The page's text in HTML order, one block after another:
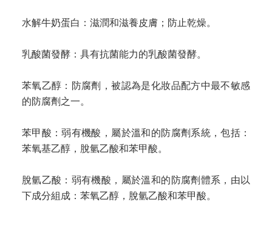
水解牛奶蛋白：滋潤和滋養皮膚；防止乾燥。
乳酸菌發酵：具有抗菌能力的乳酸菌發酵。
苯氧乙醇：防腐劑，被認為是化妝品配方中最不敏感
的防腐劑之一。
苯甲酸：弱有機酸，屬於溫和的防腐劑系統，包括：
苯氧基乙醇，脫氫乙酸和苯甲酸。
脫氫乙酸：弱有機酸，屬於溫和的防腐劑體系，由以
下成分組成：苯氧乙醇，脫氫乙酸和苯甲酸。